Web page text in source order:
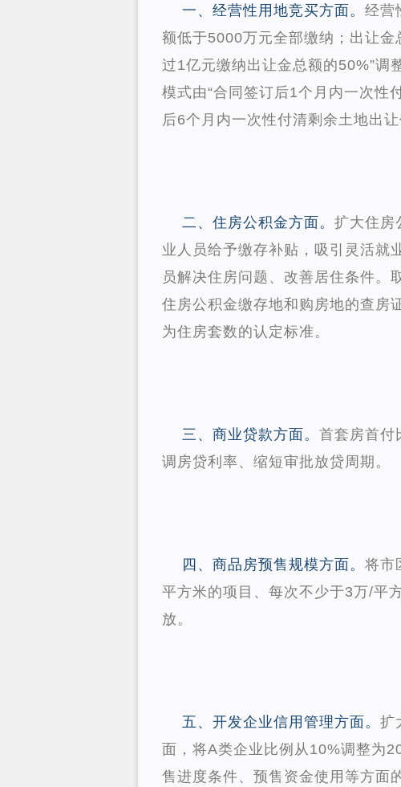
一、经营性用地竞买方面。 经营
额低于5000万元全部缴纳；出让
过1亿元缴纳出让金总额的50%”调
模式由“合同签订后1个月内一次性
后6个月内一次性付清剩余土地出让
二、住房公积金方面。 扩大住房
业人员给予缴存补贴，吸引灵活就
员解决住房问题、改善居住条件。
住房公积金缴存地和购房地的查房
为住房套数的认定标准。
三、商业贷款方面。 首套房首付
调房贷利率、缩短审批放贷周期。
四、商品房预售规模方面。 将市
平方米的项目、每次不少于3万/平
放。
五、开发企业信用管理方面。 扩
面，将A类企业比例从10%调整为
售进度条件、预售资金使用等方面